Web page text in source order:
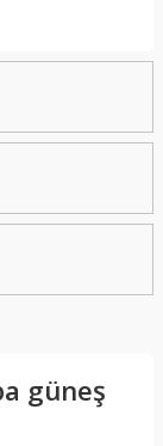
güneş